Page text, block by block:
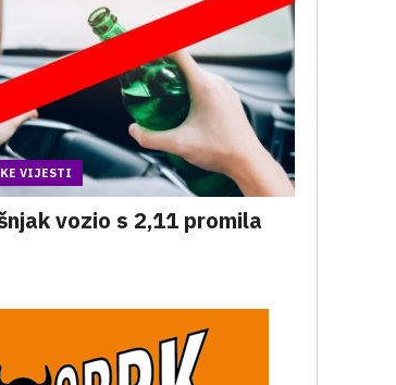
VIJESTI
vozio s 2,11 promila